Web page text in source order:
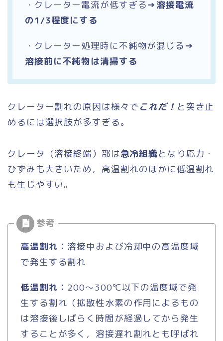
・クレーター電流が低すぎる→溶接電流
の1/3程度にする
・クレーター処理時に不純物が混じる →
溶接前に不純物は清掃する
クレーター割れの原因は様々でこれだ！ と突き止
めるには選択肢が多すぎる。
クレータ（溶接終端）部は急冷組織となり応力・
ひずみも大きいため，高温割れのほかに低温割れ
も生じやすい。
高温割れ：溶接中および冷却中の高温度域
で発生する割れ
低温割れ： 200～300℃以下の温度域で発
生する割れ（拡散性水素の作用によるもの
は溶接後しばらく時間が経過してから発生
することが多く，溶接遅れ割れとも呼ばれ